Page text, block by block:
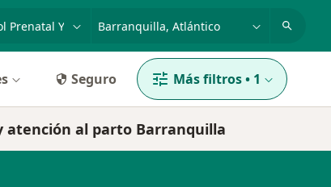
Seguro Más filtros• 1
atención al parto Barranquilla